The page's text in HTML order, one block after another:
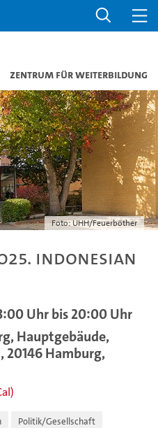
Zentrum für Weiterbildung
Foto: UHH/Feuerböther
Indonesian
Uhr bis 20:00 Uhr
Hauptgebäude,
20146 Hamburg,
Politik/Gesellschaft